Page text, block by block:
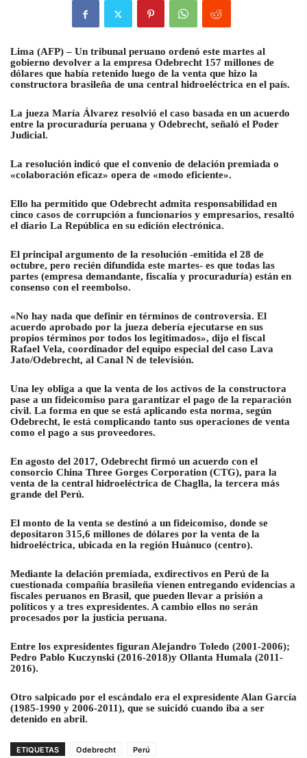
Lima (AFP) – Un tribunal peruano ordenó este martes al
gobierno devolver a la empresa Odebrecht 157 millones de
dólares que había retenido luego de la venta que hizo la
constructora brasileña de una central hidroeléctrica en el país.
La jueza María Álvarez resolvió el caso basada en un acuerdo
entre la procuraduría peruana y Odebrecht, señaló el Poder
Judicial.
La resolución indicó que el convenio de delación premiada o
«colaboración eficaz» opera de «modo eficiente».
Ello ha permitido que Odebrecht admita responsabilidad en
cinco casos de corrupción a funcionarios y empresarios, resaltó
el diario La República en su edición electrónica.
El principal argumento de la resolución -emitida el 28 de
octubre, pero recién difundida este martes- es que todas las
partes (empresa demandante, fiscalía y procuraduría) están en
consenso con el reembolso.
«No hay nada que definir en términos de controversia. El
acuerdo aprobado por la jueza debería ejecutarse en sus
propios términos por todos los legitimados», dijo el fiscal
Rafael Vela, coordinador del equipo especial del caso Lava
Jato/Odebrecht, al Canal N de televisión.
Una ley obliga a que la venta de los activos de la constructora
pase a un fideicomiso para garantizar el pago de la reparación
civil. La forma en que se está aplicando esta norma, según
Odebrecht, le está complicando tanto sus operaciones de venta
como el pago a sus proveedores.
En agosto del 2017, Odebrecht firmó un acuerdo con el
consorcio China Three Gorges Corporation (CTG), para la
venta de la central hidroeléctrica de Chaglla, la tercera más
grande del Perú.
El monto de la venta se destinó a un fideicomiso, donde se
depositaron 315,6 millones de dólares por la venta de la
hidroeléctrica, ubicada en la región Huánuco (centro).
Mediante la delación premiada, exdirectivos en Perú de la
cuestionada compañía brasileña vienen entregando evidencias a
fiscales peruanos en Brasil, que pueden llevar a prisión a
políticos y a tres expresidentes. A cambio ellos no serán
procesados por la justicia peruana.
Entre los expresidentes figuran Alejandro Toledo (2001-2006);
Pedro Pablo Kuczynski (2016-2018)y Ollanta Humala (2011-
2016).
Otro salpicado por el escándalo era el expresidente Alan García
(1985-1990 y 2006-2011), que se suicidó cuando iba a ser
detenido en abril.
ETIQUETAS Odebrecht Perú